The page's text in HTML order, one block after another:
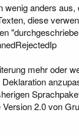
wenig anders aus,
diese
mehr oder
2.0 von